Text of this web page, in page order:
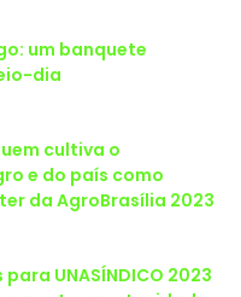
um banquete
dia
cultiva o
e do país como
da AgroBrasília 2023
UNASÍNDICO 2023